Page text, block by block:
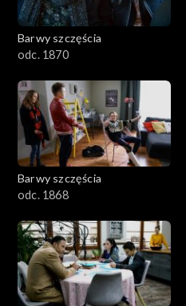
Barwy szczęścia
odc. 1870
Barwy szczęścia
odc. 1868